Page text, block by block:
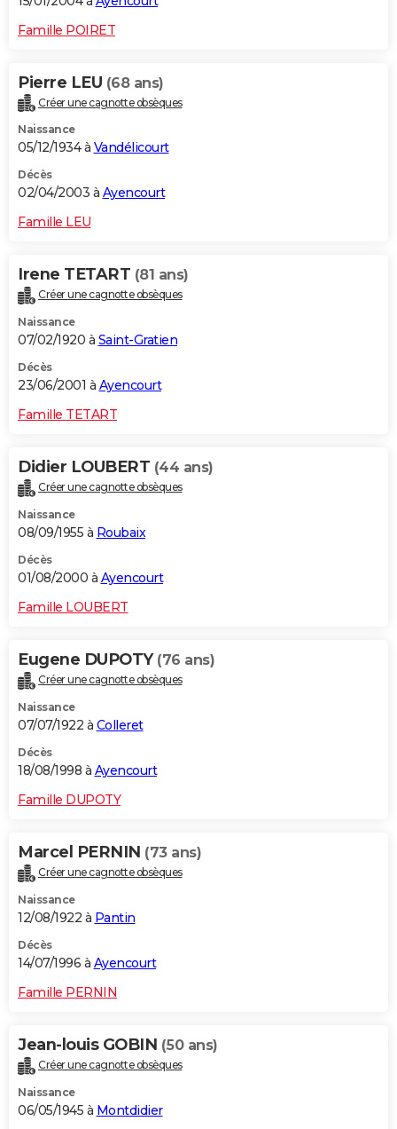
Famille POIRET
Pierre LEU (68 ans)
Créer une cagnotte obsèques
Naissance
05/12/1934 à Vandélicourt
Décès
02/04/2003 à Ayencourt
Famille LEU
Irene TETART (81 ans)
Créer une cagnotte obsèques
Naissance
07/02/1920 à Saint-Gratien
Décès
23/06/2001 à Ayencourt
Famille TETART
Didier LOUBERT (44 ans)
Créer une cagnotte obsèques
Naissance
08/09/1955 à Roubaix
Décès
01/08/2000 à Ayencourt
Famille LOUBERT
Eugene DUPOTY (76 ans)
Créer une cagnotte obsèques
Naissance
07/07/1922 à Colleret
Décès
18/08/1998 à Ayencourt
Famille DUPOTY
Marcel PERNIN (73 ans)
Créer une cagnotte obsèques
Naissance
12/08/1922 à Pantin
Décès
14/07/1996 à Ayencourt
Famille PERNIN
Jean-louis GOBIN (50 ans)
Créer une cagnotte obsèques
Naissance
06/05/1945 à Montdidier